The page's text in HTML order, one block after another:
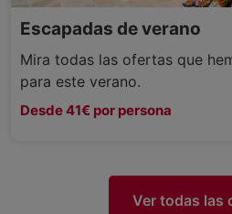
Escapadas de verano
Mira todas las ofertas que
para este verano.
Desde 41€ por persona
Ver todas las